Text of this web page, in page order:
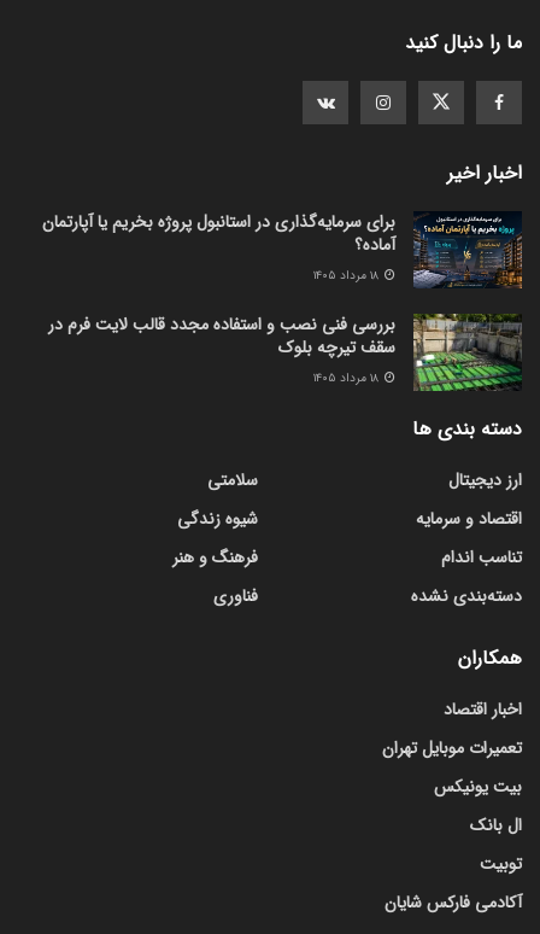
ما را دنبال کنید
اخبار اخیر
برای سرمایه‌گذاری در استانبول پروژه بخریم یا آپارتمان
آماده؟
بررسی فنی نصب و استفاده مجدد قالب لایت فرم در
سقف تیرچه بلوک
دسته بندی ها
ارز دیجیتال
اقتصاد و سرمایه
تناسب اندام
دسته‌بندی نشده
سلامتی
شیوه زندگی
فرهنگ و هنر
فناوری
همکاران
اخبار اقتصاد
تعمیرات موبایل تهران
بیت یونیکس
ال بانک
توبیت
آکادمی فارکس شایان